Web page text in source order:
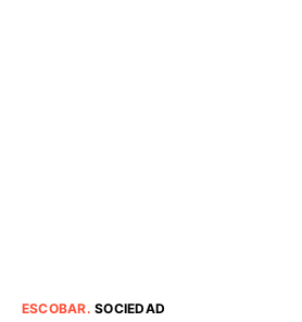
ESCOBAR.SOCIEDAD